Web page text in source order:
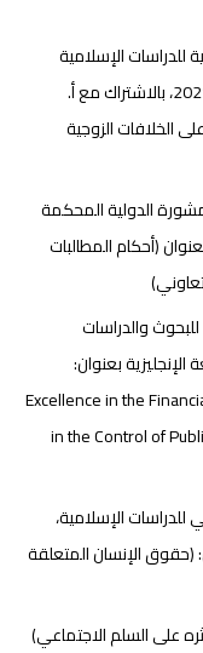
الإسلامية
المتخصصة، المجلد السادس، العدد الأول 2021، بالاشتراك مع أ.
الخلافات الزوجية
الدولية المحكمة
(أحكام المطالبات
والدراسات
بعنوان:
(Excellence in the
in the Control of
الإسلامية،
الإنسان المتعلقة
على السلم الاجتماعي)